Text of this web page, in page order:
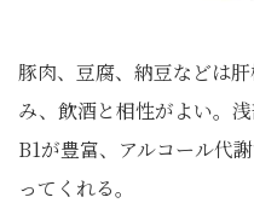
豚肉、豆腐、納豆などは
み、飲酒と相性がよい。
B1が豊富、アルコール代
ってくれる。